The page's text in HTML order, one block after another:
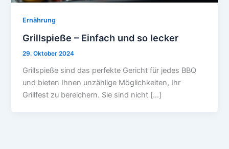
Ernährung
Grillspieße – Einfach und so lecker
29. Oktober 2024
Grillspieße sind das perfekte Gericht für jedes BBQ
und bieten Ihnen unzählige Möglichkeiten, Ihr
Grillfest zu bereichern. Sie sind nicht […]